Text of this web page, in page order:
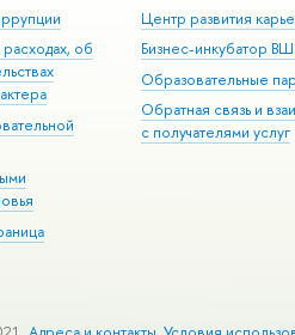
об
Центр развития
Бизнес-инкубатор
Образовательные
Обратная связь и
с получателями услуг